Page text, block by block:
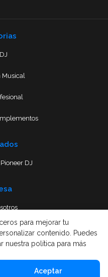
Musical
DJ
para mejorar tu
contenido. Puedes
nuestra política para más
Aceptar